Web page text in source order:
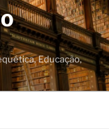
Educação,